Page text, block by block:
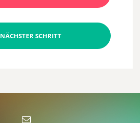
NÄCHSTER SCHRITT